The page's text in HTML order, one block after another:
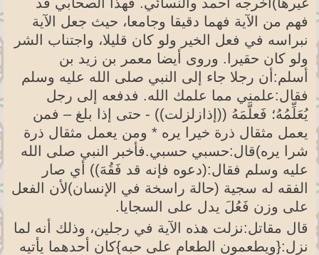
فهم من الآية فهما دقيقا وجامعا، حيث جعل الآية
نبراسه في فعل الخير ولو كان قليلا، واجتناب الشر
ولو كان حقيرا. وروى أيضا معمر بن زيد بن
أسلم:أن رجلا جاء إلى النبي صلى الله عليه وسلم
فقال:علمني مما علمك الله. فدفعه إلى رجل
يُعَلِّمُهُ؛ فَعلَّمَهُ ((إذازلزلت)) - حتى إذا بلغ – فمن
يعمل مثقال ذرة خيرا يره * ومن يعمل مثقال ذرة
شرا يره)قال:حسبي حسبي.فأخبر النبي صلى الله
عليه وسلم فقال:(دعوه فإنه قد فَقُهَ)) أي صار
الفقه له سجية (حالة راسخة في الإنسان)لأن الفعل
على وزن فَعُلَ يدل على السجايا.
قال مقاتل:نزلت هذه الآية في رجلين، وذلك أنه لما
نزل:{ويطعمون الطعام على حبه}كان أحدهما يأتيه